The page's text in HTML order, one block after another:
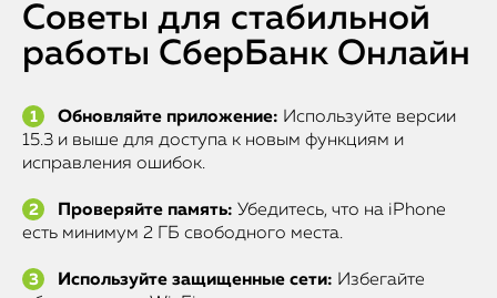
Советы для стабильной
работы СберБанк Онлайн
Обновляйте приложение: Используйте версии
15.3 и выше для доступа к новым функциям и
исправления ошибок.
Проверяйте память: Убедитесь, что на iPhone
есть минимум 2 ГБ свободного места.
Используйте защищенные сети: Избегайте